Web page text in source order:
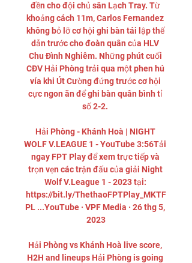
đền cho đội chủ sân Lạch Tray. Từ
khoảng cách 11m, Carlos Fernandez
không bỏ lỡ cơ hội ghi bàn tái lập thế
dẫn trước cho đoàn quân của HLV
Chu Đình Nghiêm. Những phút cuối
CĐV Hải Phòng trải qua một phen hú
vía khi Út Cường đứng trước cơ hội
cực ngon ăn để ghi bàn quân bình tỉ
số 2-2.
Hải Phòng - Khánh Hoà | NIGHT
WOLF V.LEAGUE 1 - YouTube 3:56Tải
ngay FPT Play để xem trực tiếp và
trọn vẹn các trận đấu của giải Night
Wolf V.League 1 - 2023 tại:
https://bit.ly/ThethaoFPTPlay_MKTF
PL ...YouTube · VPF Media · 26 thg 5,
2023
Hải Phòng vs Khánh Hoà live score,
H2H and lineups Hải Phòng is going